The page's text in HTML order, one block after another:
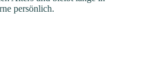
persönlich.